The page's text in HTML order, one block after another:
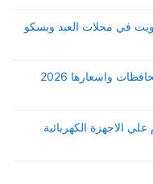
2026 وعلب البسكويت في محلات العبد وبسكو
اجمل أماكن خروجة العيد في القاهرة والمحافظات واسعارها 2026
2026 في عيد الأم علي الاجهزة الكهربائية